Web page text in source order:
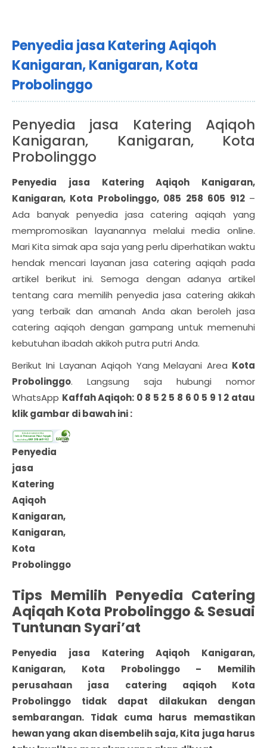
Penyedia jasa Katering Aqiqoh
Kanigaran, Kanigaran, Kota
Probolinggo
Penyedia jasa Katering Aqiqoh
Kanigaran, Kanigaran, Kota
Probolinggo
Penyedia jasa Katering Aqiqoh Kanigaran,
Kanigaran, Kota Probolinggo, 085 258 605 912 –
Ada banyak penyedia jasa catering aqiqah yang
mempromosikan layanannya melalui media online.
Mari Kita simak apa saja yang perlu diperhatikan waktu
hendak mencari layanan jasa catering aqiqah pada
artikel berikut ini. Semoga dengan adanya artikel
tentang cara memilih penyedia jasa catering akikah
yang terbaik dan amanah Anda akan beroleh jasa
catering aqiqoh dengan gampang untuk memenuhi
kebutuhan ibadah akikoh putra putri Anda.
Berikut Ini Layanan Aqiqoh Yang Melayani Area Kota
Probolinggo. Langsung saja hubungi nomor
WhatsApp Kaffah Aqiqoh: 0 8 5 2 5 8 6 0 5 9 1 2 atau
klik gambar di bawah ini :
Penyedia
jasa
Katering
Aqiqoh
Kanigaran,
Kanigaran,
Kota
Probolinggo
Tips Memilih Penyedia Catering
Aqiqah Kota Probolinggo & Sesuai
Tuntunan Syari’at
Penyedia jasa Katering Aqiqoh Kanigaran,
Kanigaran, Kota Probolinggo – Memilih
perusahaan jasa catering aqiqoh Kota
Probolinggo tidak dapat dilakukan dengan
sembarangan. Tidak cuma harus memastikan
hewan yang akan disembelih saja, Kita juga harus